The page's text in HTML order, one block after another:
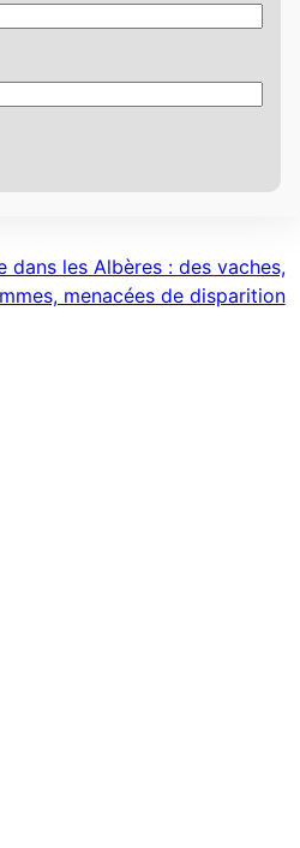
dans les Albères : des vaches,
menacées de disparition